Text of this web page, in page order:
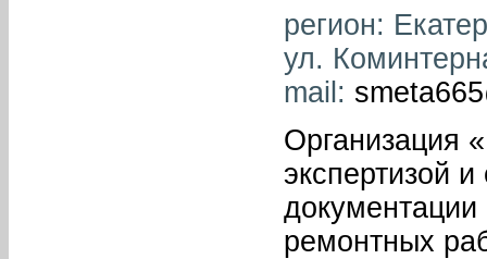
регион:
ул.
mail:
Организация
экспертизой
ремонтных